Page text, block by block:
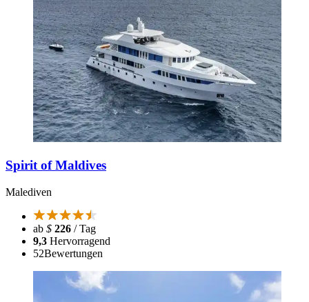
Spirit of Maldives
Malediven
ab $ 226 / Tag
9,3 Hervorragend
52Bewertungen